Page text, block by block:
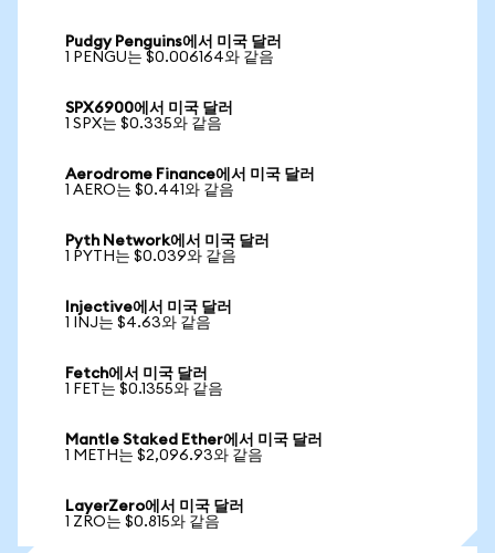
Pudgy Penguins에서 미국 달러
1 PENGU는 $0.006164와 같음
SPX6900에서 미국 달러
1 SPX는 $0.335와 같음
Aerodrome Finance에서 미국 달러
1 AERO는 $0.441와 같음
Pyth Network에서 미국 달러
1 PYTH는 $0.039와 같음
Injective에서 미국 달러
1 INJ는 $4.63와 같음
Fetch에서 미국 달러
1 FET는 $0.1355와 같음
Mantle Staked Ether에서 미국 달러
1 METH는 $2,096.93와 같음
LayerZero에서 미국 달러
1 ZRO는 $0.815와 같음